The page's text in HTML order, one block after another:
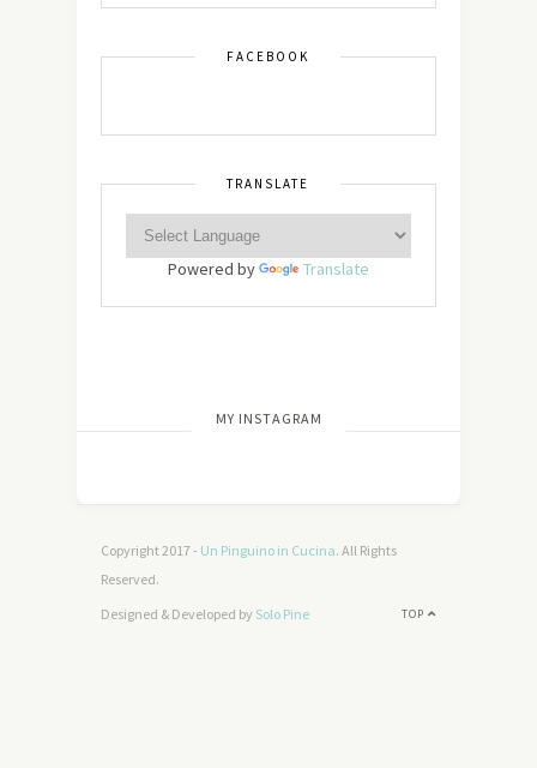
FACEBOOK
TRANSLATE
Powered by Translate
MY INSTAGRAM
[wdi_feed id=”2″]
Copyright 2017 - Un Pinguino in Cucina. All Rights
Reserved.
TOP
Designed & Developed by Solo Pine